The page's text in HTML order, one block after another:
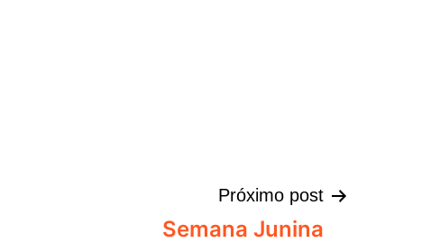
Próximo post
Semana Junina